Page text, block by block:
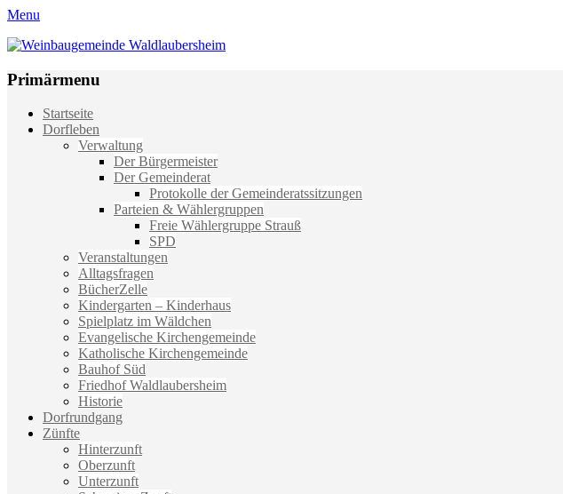
Menu
Weinbaugemeinde Waldlaubersheim
Primärmenu
Weiter
zum
Startseite
Dorfleben
Verwaltung
Der Bürgermeister
Der Gemeinderat
Protokolle der Gemeinderatssitzungen
Parteien & Wählergruppen
Freie Wählergruppe Strauß
SPD
Veranstaltungen
Alltagsfragen
BücherZelle
Kindergarten – Kinderhaus
Spielplatz im Wäldchen
Evangelische Kirchengemeinde
Katholische Kirchengemeinde
Bauhof Süd
Friedhof Waldlaubersheim
Historie
Dorfrundgang
Zünfte
Hinterzunft
Oberzunft
Unterzunft